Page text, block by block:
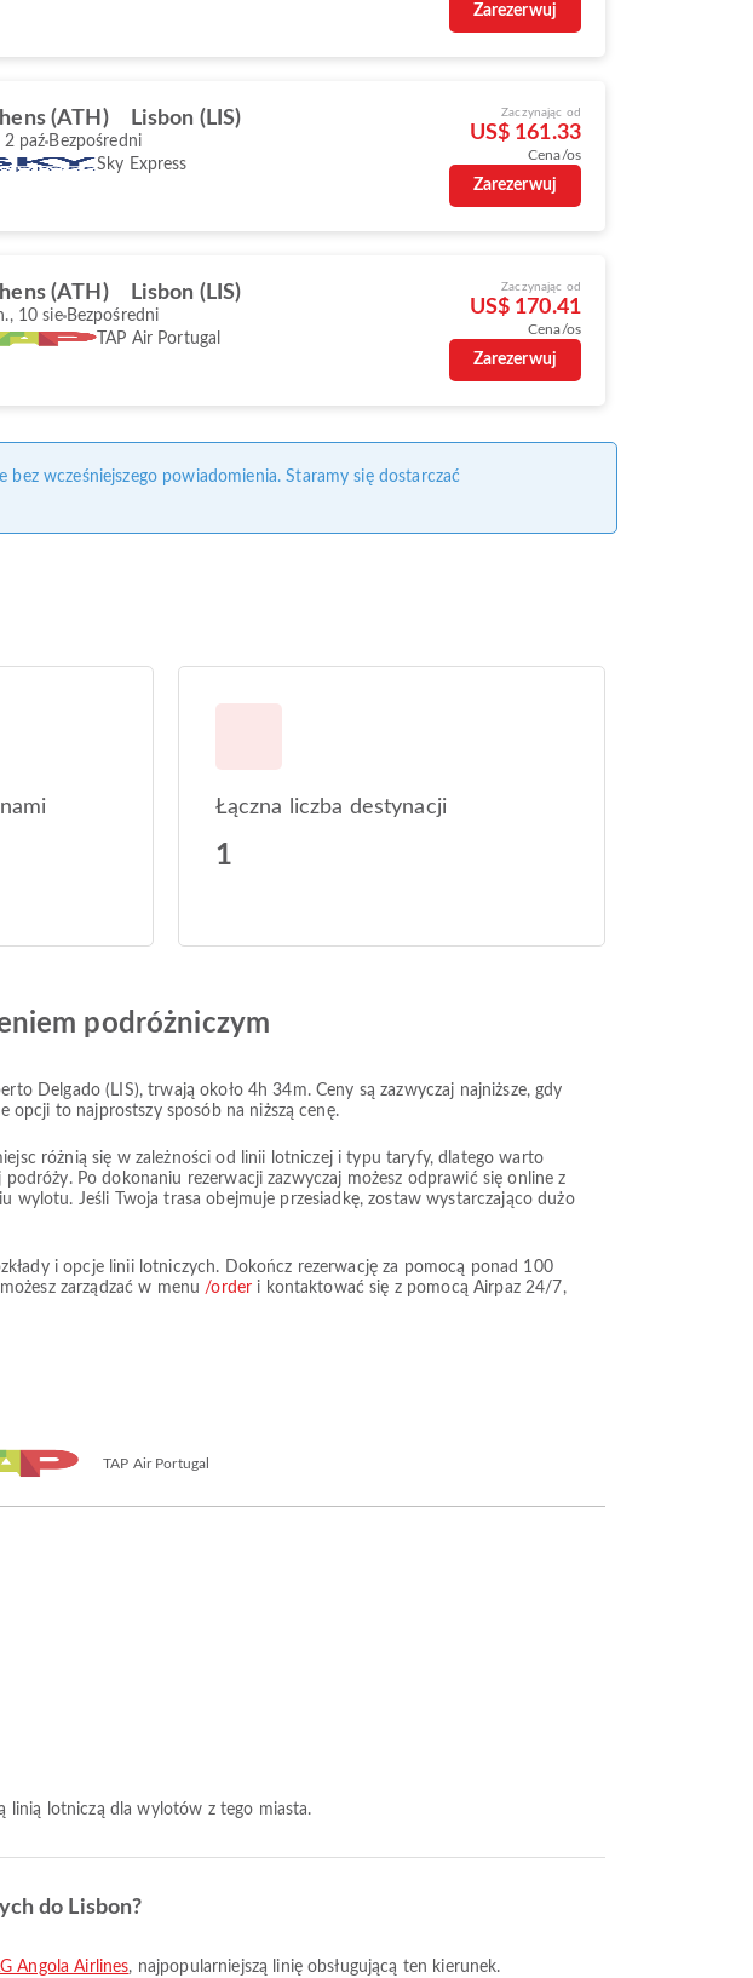
Zarezerwuj
(ATH) Lisbon (LIS)
2 paź Bezpośredni
Sky Express
Zaczynając od
US$ 161.33
Cena/os
Zarezerwuj
(ATH) Lisbon (LIS)
10 sie Bezpośredni
TAP Air Portugal
Zaczynając od
US$ 170.41
Cena/os
Zarezerwuj
wcześniejszego powiadomienia. Staramy się dostarczać
Łączna liczba destynacji
1
podróżniczym
Delgado (LIS), trwają około 4h 34m. Ceny są zazwyczaj najniższe, gdy
opcji to najprostszy sposób na niższą cenę.
różnią się w zależności od linii lotniczej i typu taryfy, dlatego warto
Po dokonaniu rezerwacji zazwyczaj możesz odprawić się online z
Jeśli Twoja trasa obejmuje przesiadkę, zostaw wystarczająco dużo
i opcje linii lotniczych. Dokończ rezerwację za pomocą ponad 100
zarządzać w menu /order i kontaktować się z pomocą Airpaz 24/7,
TAP Air Portugal
linią lotniczą dla wylotów z tego miasta.
do Lisbon?
Angola Airlines, najpopularniejszą linię obsługującą ten kierunek.